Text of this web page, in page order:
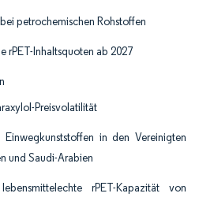
petrochemischen Rohstoffen
rPET-Inhaltsquoten ab 2027
Preisvolatilität
in den Vereinigten
und Saudi-Arabien
rPET-Kapazität von